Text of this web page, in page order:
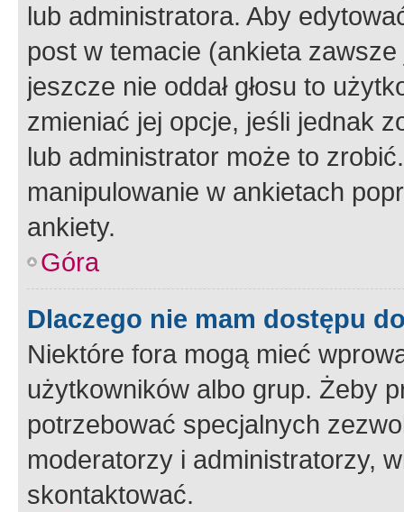
lub administratora. Aby
post w temacie (ankieta
jeszcze nie oddał głosu to
zmieniać jej opcje, jeśli jednak
lub administrator może to
manipulowanie w ankietach
ankiety.
Góra
Dlaczego nie mam dostępu
Niektóre fora mogą mieć
użytkowników albo grup. Żeby
potrzebować specjalnych
moderatorzy i administratorzy,
skontaktować.